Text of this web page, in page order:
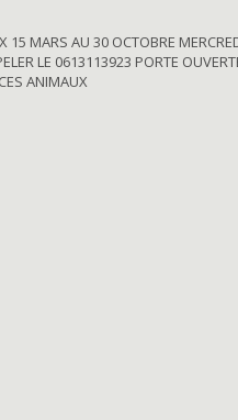
MARS AU 30 OCTOBRE
LE 0613113923 PORTE
ANIMAUX